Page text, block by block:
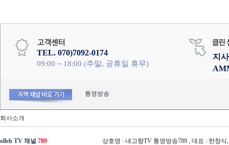
TEL. 070)7092-0174
09:00 ~ 18:00 (주말, 공휴일 휴무)
지
통영방송
회사소개
olleh TV 채널 789
상호명 : 내고향TV 통영방송789 , 대표 : 한창식